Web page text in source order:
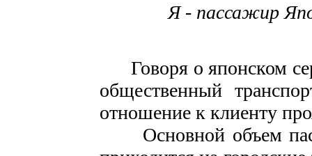
Я - пассажир
Говоря о японском
общественный
отношение к клиенту
Основной объем